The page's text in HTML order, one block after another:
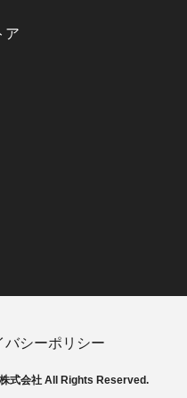
ア
バシーポリシー
式会社 All Rights Reserved.